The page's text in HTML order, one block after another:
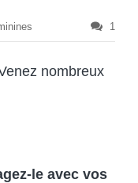
1
nombreux
le avec vos